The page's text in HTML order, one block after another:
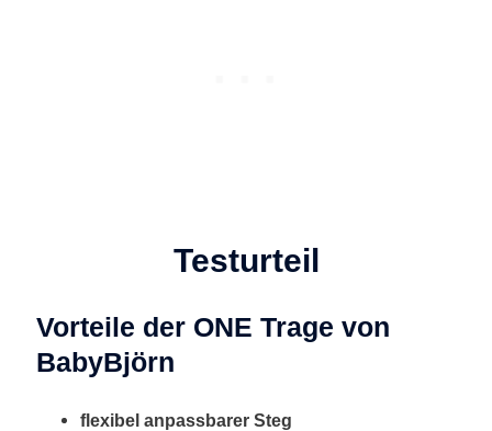
Testurteil
Vorteile der ONE Trage von
BabyBjörn
flexibel anpassbarer Steg